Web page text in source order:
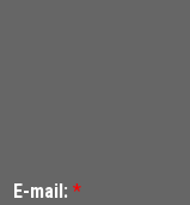
E-mail: *